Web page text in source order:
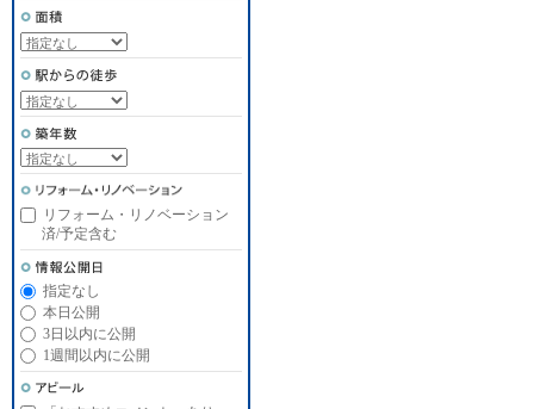
リフォーム・リノベーション
済/予定含む
指定なし
本日公開
3日以内に公開
1週間以内に公開